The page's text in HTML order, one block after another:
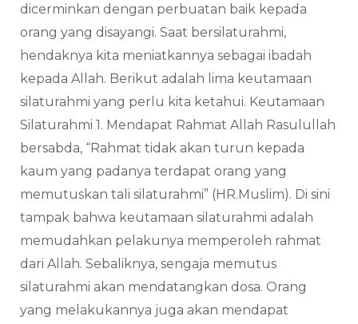
dicerminkan dengan perbuatan baik kepada
orang yang disayangi. Saat bersilaturahmi,
hendaknya kita meniatkannya sebagai ibadah
kepada Allah. Berikut adalah lima keutamaan
silaturahmi yang perlu kita ketahui. Keutamaan
Silaturahmi 1. Mendapat Rahmat Allah Rasulullah
bersabda, “Rahmat tidak akan turun kepada
kaum yang padanya terdapat orang yang
memutuskan tali silaturahmi” (HR.Muslim). Di sini
tampak bahwa keutamaan silaturahmi adalah
memudahkan pelakunya memperoleh rahmat
dari Allah. Sebaliknya, sengaja memutus
silaturahmi akan mendatangkan dosa. Orang
yang melakukannya juga akan mendapat